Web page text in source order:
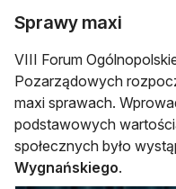
Sprawy maxi
VIII Forum
Pozarządowych
maxi sprawach.
podstawowych
społecznych było
Wygnańskiego.